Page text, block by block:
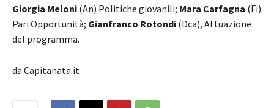
Giorgia Meloni (An) Politiche giovanili; Mara Carfagna (Fi)
Pari Opportunità; Gianfranco Rotondi (Dca), Attuazione
del programma.
da Capitanata.it